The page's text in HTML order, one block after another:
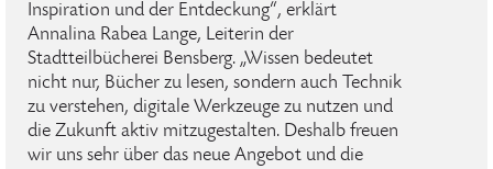
Inspiration und der Entdeckung“, erklärt
Annalina Rabea Lange, Leiterin der
Stadtteilbücherei Bensberg. „Wissen bedeutet
nicht nur, Bücher zu lesen, sondern auch Technik
zu verstehen, digitale Werkzeuge zu nutzen und
die Zukunft aktiv mitzugestalten. Deshalb freuen
wir uns sehr über das neue Angebot und die